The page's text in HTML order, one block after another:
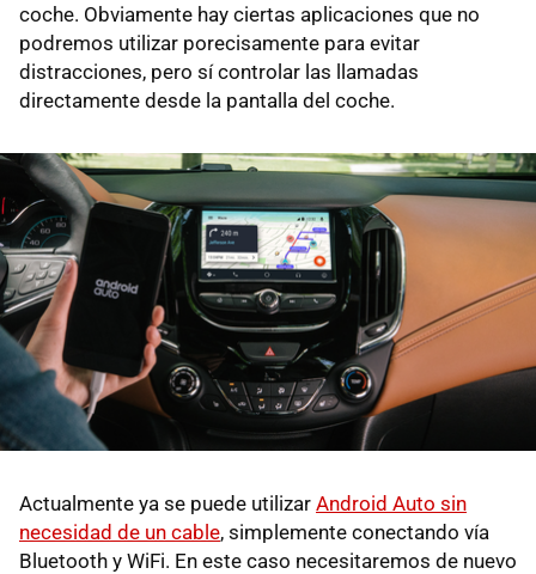
coche. Obviamente hay ciertas aplicaciones que no
podremos utilizar porecisamente para evitar
distracciones, pero sí controlar las llamadas
directamente desde la pantalla del coche.
Actualmente ya se puede utilizar Android Auto sin
necesidad de un cable, simplemente conectando vía
Bluetooth y WiFi. En este caso necesitaremos de nuevo